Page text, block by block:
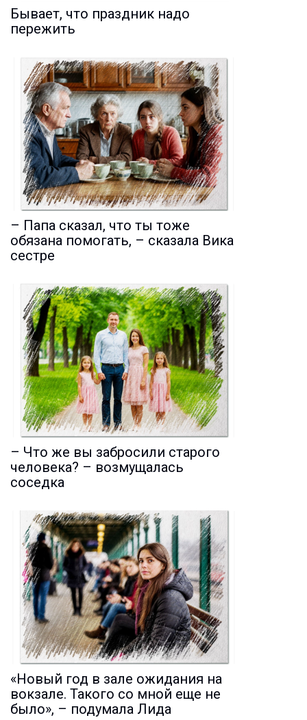
Бывает, что праздник надо
пережить
– Папа сказал, что ты тоже
обязана помогать, – сказала Вика
сестре
– Что же вы забросили старого
человека? – возмущалась
соседка
«Новый год в зале ожидания на
вокзале. Такого со мной еще не
было», – подумала Лида